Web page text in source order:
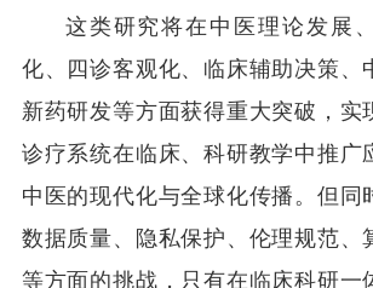
这类研究将在中医理论发展
化、四诊客观化、临床辅助决策、
新药研发等方面获得重大突破，实
诊疗系统在临床、科研教学中推广
中医的现代化与全球化传播。但同
数据质量、隐私保护、伦理规范、
等方面的挑战，只有在临床科研一